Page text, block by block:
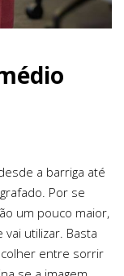
a barriga até
Por se
um pouco maior,
utilizar. Basta
entre sorrir